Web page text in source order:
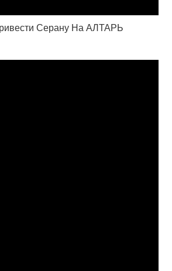
Серану На АЛТАРЬ